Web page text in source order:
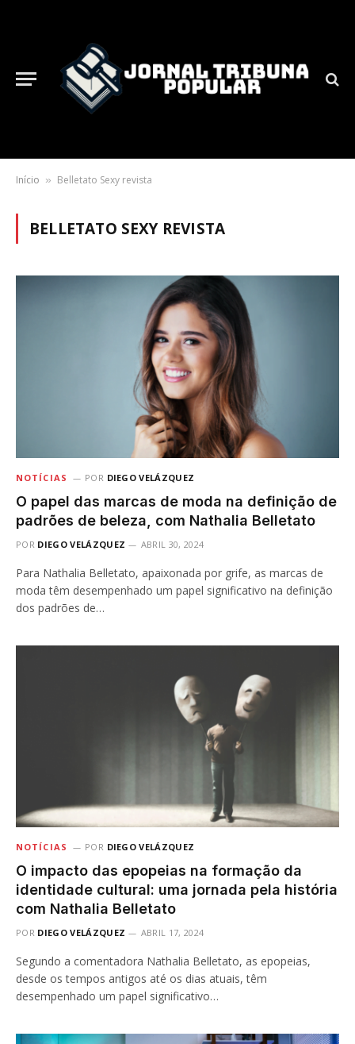
Início » Belletato Sexy revista
BELLETATO SEXY REVISTA
NOTÍCIAS POR DIEGO VELÁZQUEZ
O papel das marcas de moda na definição de
padrões de beleza, com Nathalia Belletato
POR DIEGO VELÁZQUEZ ABRIL 30, 2024
Para Nathalia Belletato, apaixonada por grife, as marcas de
moda têm desempenhado um papel significativo na definição
dos padrões de…
NOTÍCIAS POR DIEGO VELÁZQUEZ
O impacto das epopeias na formação da
identidade cultural: uma jornada pela história
com Nathalia Belletato
POR DIEGO VELÁZQUEZ ABRIL 17, 2024
Segundo a comentadora Nathalia Belletato, as epopeias,
desde os tempos antigos até os dias atuais, têm
desempenhado um papel significativo…